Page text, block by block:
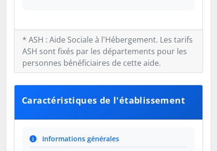
* ASH : Aide Sociale à l'Hébergement. Les tarifs
ASH sont fixés par les départements pour les
personnes bénéficiaires de cette aide.
Caractéristiques de l'établissement
Informations générales